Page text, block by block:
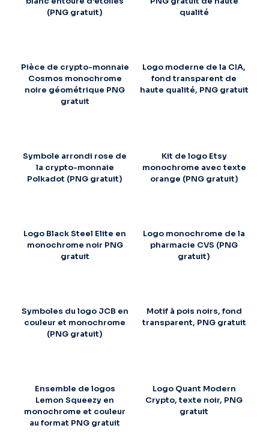
(PNG gratuit)
qualité
Pièce de crypto-monnaie
Cosmos monochrome
noire géométrique PNG
gratuit
Logo moderne de la CIA,
fond transparent de
haute qualité, PNG gratuit
Symbole arrondi rose de
la crypto-monnaie
Polkadot (PNG gratuit)
Kit de logo Etsy
monochrome avec texte
orange (PNG gratuit)
Logo Black Steel Elite en
monochrome noir PNG
gratuit
Logo monochrome de la
pharmacie CVS (PNG
gratuit)
Symboles du logo JCB en
couleur et monochrome
(PNG gratuit)
Motif à pois noirs, fond
transparent, PNG gratuit
Ensemble de logos
Lemon Squeezy en
monochrome et couleur
au format PNG gratuit
Logo Quant Modern
Crypto, texte noir, PNG
gratuit